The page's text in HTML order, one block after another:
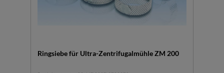
Ringsiebe für Ultra-Zentrifugalmühle ZM 200